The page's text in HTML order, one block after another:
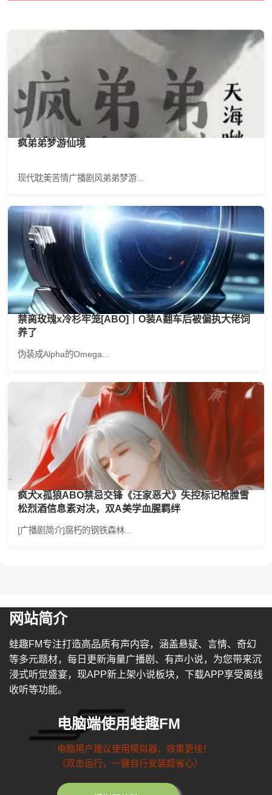
疯弟弟梦游仙境
现代耽美苦情广播剧风弟弟梦游...
禁脔玫瑰x冷杉牢笼[ABO]｜O装A翻车后被偏执大佬饲
养了
伪装成Alpha的Omega...
疯犬x孤狼ABO禁忌交锋《汪家恶犬》失控标记枪膛雪
松烈酒信息素对决，双A美学血腥羁绊
[广播剧简介]腐朽的钢铁森林...
网站简介
蛙趣FM专注打造高品质有声内容，涵盖悬疑、言情、奇幻
等多元题材，每日更新海量广播剧、有声小说，为您带来沉
浸式听觉盛宴，现APP新上架小说板块，下载APP享受离线
收听等功能。
电脑端使用蛙趣FM
电脑用户建议使用模拟器，效果更佳！
（双击运行，一键自行安装超省心）